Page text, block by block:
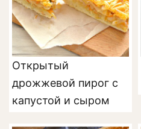
Открытый
дрожжевой пирог с
капустой и сыром